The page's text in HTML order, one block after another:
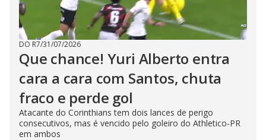
DO R7/31/07/2026
Que chance! Yuri Alberto entra
cara a cara com Santos, chuta
fraco e perde gol
Atacante do Corinthians tem dois lances de perigo
consecutivos, mas é vencido pelo goleiro do Athletico-PR
em ambos